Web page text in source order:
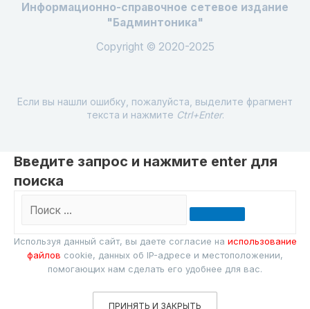
Информационно-справочное сетевое издание
"Бадминтоника"
Copyright © 2020-2025
Если вы нашли ошибку, пожалуйста, выделите фрагмент
текста и нажмите Ctrl+Enter.
Введите запрос и нажмите enter для
поиска
Поиск
Используя данный сайт, вы даете согласие на использование
файлов cookie, данных об IP-адресе и местоположении,
помогающих нам сделать его удобнее для вас.
ПРИНЯТЬ И ЗАКРЫТЬ